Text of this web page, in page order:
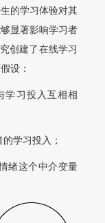
的学习体验对其
显著影响学习者
创建了在线学习
设：
学习投入互相相
学习投入；
绪这个中介变量